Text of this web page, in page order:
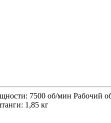
7500 об/мин
1,85 кг